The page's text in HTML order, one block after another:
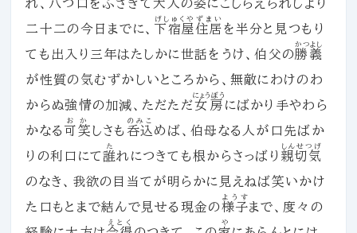
れ、八つ口をふさぎて大人 の姿にこしらえられしより
二十二の今日までに、 下宿屋
げしゅくや
住居
ずまい
を半分と見つもり
ても出入り三年はたしかに世話をうけ、伯父の勝義
かつよし
が性質の気むずかしいところから、無敵にわけのわ
からぬ強情の加減、ただただ女房
にょうぼう
にばかり手やわら
かなる 可笑
おか
しさも 呑込
のみこ
めば、伯母なる人が口先ばか
りの利口にて誰
た
れにつきても根からさっばり 親切気
しんせつげ
のなき、我欲の目当てが明らかに見えねば笑いかけ
た口もとまで結んで見せる現金の様子
ようす
まで、度々の
えとく や